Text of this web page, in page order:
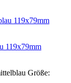
119x79mm
Größe: